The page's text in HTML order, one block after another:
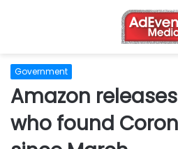
Government
Amazon
who found